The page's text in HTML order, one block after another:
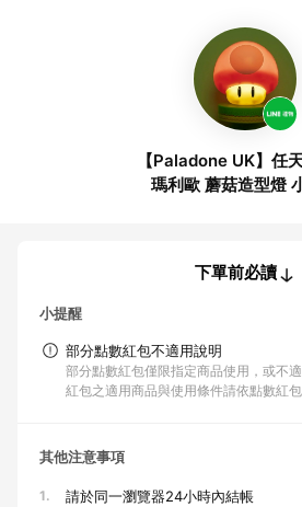
【Paladone UK】任
瑪利歐 蘑菇造型燈
下單前必讀
小提醒
部分點數紅包不適用說明
部分點數紅包僅限指定商品使用，或不
紅包之適用商品與使用條件請依點數紅包
其他注意事項
1. 請於同一瀏覽器24小時內結帳